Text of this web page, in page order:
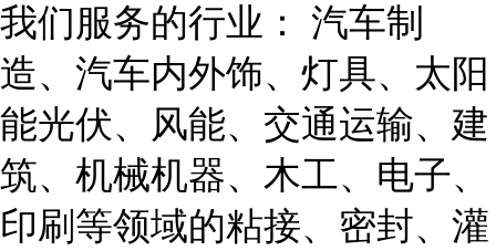
我们服务的行业： 汽车制
造、汽车内外饰、灯具、太阳
能光伏、风能、交通运输、建
筑、机械机器、木工、电子、
印刷等领域的粘接、密封、灌